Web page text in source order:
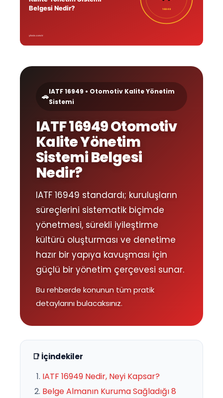
🚗
IATF 16949 • Otomotiv Kalite Yönetim
Sistemi
IATF 16949 Otomotiv
Kalite Yönetim
Sistemi Belgesi
Nedir?
IATF 16949 standardı; kuruluşların
süreçlerini sistematik biçimde
yönetmesi, sürekli iyileştirme
kültürü oluşturması ve denetime
hazır bir yapıya kavuşması için
güçlü bir yönetim çerçevesi sunar.
Bu rehberde konunun tüm pratik
detaylarını bulacaksınız.
📑 İçindekiler
IATF 16949 Nedir, Neyi Kapsar?
Belge Almanın Kuruma Sağladığı 8